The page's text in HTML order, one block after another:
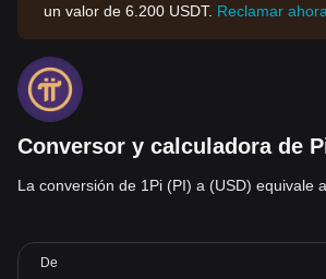
un valor de 6.200 USDT. Reclamar
Conversor y calculadora de
La conversión de 1Pi (PI) a (USD) equivale
De